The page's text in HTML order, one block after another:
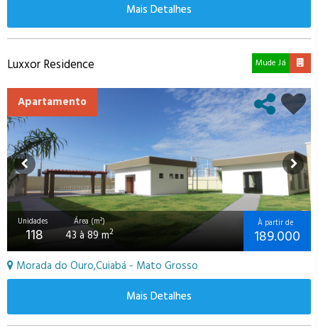
Mais Detalhes
Luxxor Residence Mude Já
Apartamento
Unidades
118
Área (m²)
43 à 89 m2
À partir de
189.000
Morada do Ouro,Cuiabá - Mato Grosso
Mais Detalhes